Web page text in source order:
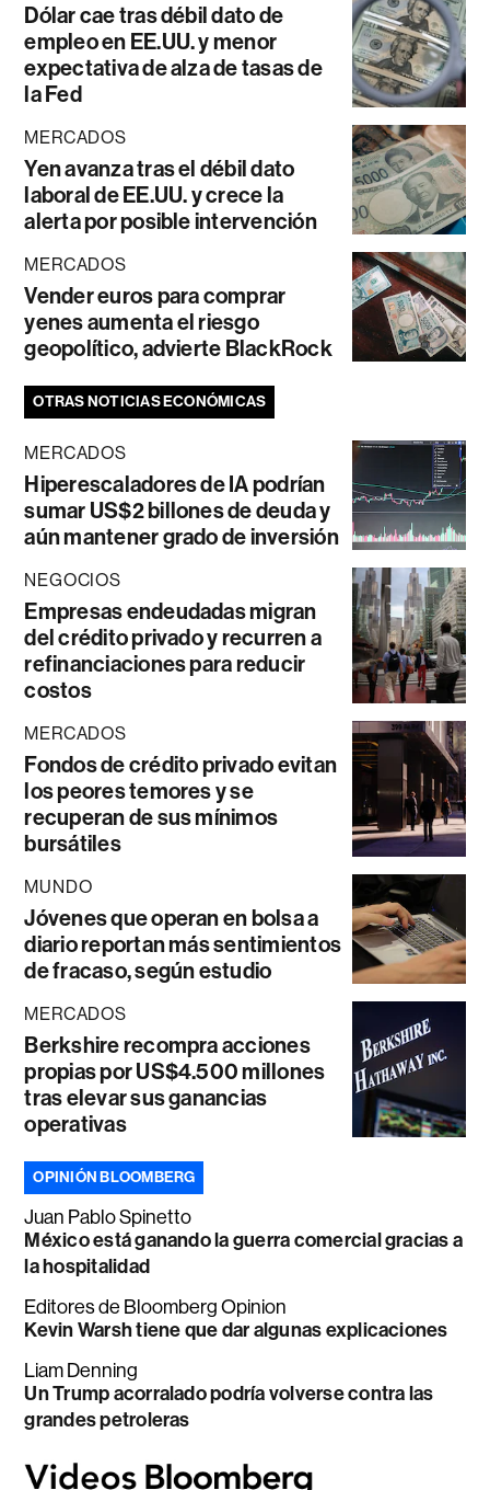
Dólar cae tras débil dato de
empleo en EE.UU. y menor
expectativa de alza de tasas de
la Fed
MERCADOS
Yen avanza tras el débil dato
laboral de EE.UU. y crece la
alerta por posible intervención
MERCADOS
Vender euros para comprar
yenes aumenta el riesgo
geopolítico, advierte BlackRock
OTRAS NOTICIAS ECONÓMICAS
MERCADOS
Hiperescaladores de IA podrían
sumar US$2 billones de deuda y
aún mantener grado de inversión
NEGOCIOS
Empresas endeudadas migran
del crédito privado y recurren a
refinanciaciones para reducir
costos
MERCADOS
Fondos de crédito privado evitan
los peores temores y se
recuperan de sus mínimos
bursátiles
MUNDO
Jóvenes que operan en bolsa a
diario reportan más sentimientos
de fracaso, según estudio
MERCADOS
Berkshire recompra acciones
propias por US$4.500 millones
tras elevar sus ganancias
operativas
OPINIÓN BLOOMBERG
Juan Pablo Spinetto
México está ganando la guerra comercial gracias a
la hospitalidad
Editores de Bloomberg Opinion
Kevin Warsh tiene que dar algunas explicaciones
Liam Denning
Un Trump acorralado podría volverse contra las
grandes petroleras